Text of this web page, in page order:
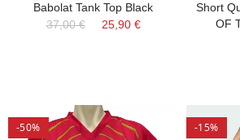
Babolat Tank Top Black
37,00 €
25,90 €
Short
OF
-50% -15%